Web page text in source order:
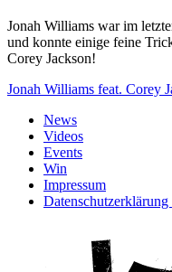
Jonah Williams war im
und konnte einige feine
Corey Jackson!
Jonah Williams feat. Corey
News
Videos
Events
Win
Impressum